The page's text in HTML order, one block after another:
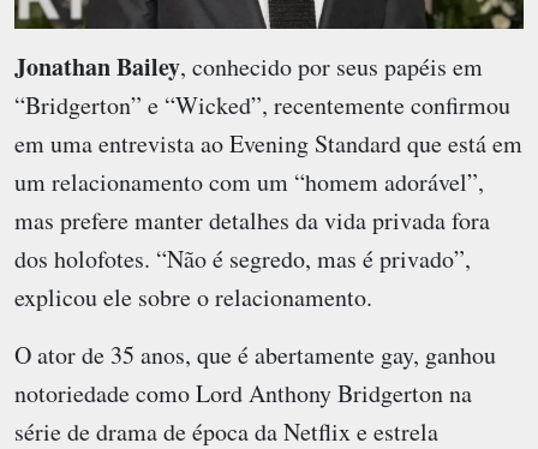
Jonathan Bailey, conhecido por seus papéis em
“Bridgerton” e “Wicked”, recentemente confirmou
em uma entrevista ao Evening Standard que está em
um relacionamento com um “homem adorável”,
mas prefere manter detalhes da vida privada fora
dos holofotes. “Não é segredo, mas é privado”,
explicou ele sobre o relacionamento.
O ator de 35 anos, que é abertamente gay, ganhou
notoriedade como Lord Anthony Bridgerton na
série de drama de época da Netflix e estrela